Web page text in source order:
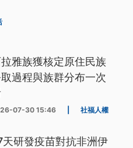
雅族獲核定原住民族
過程與族群分布一次
07-30 15:46 社福人權
天研發疫苗對抗非洲伊